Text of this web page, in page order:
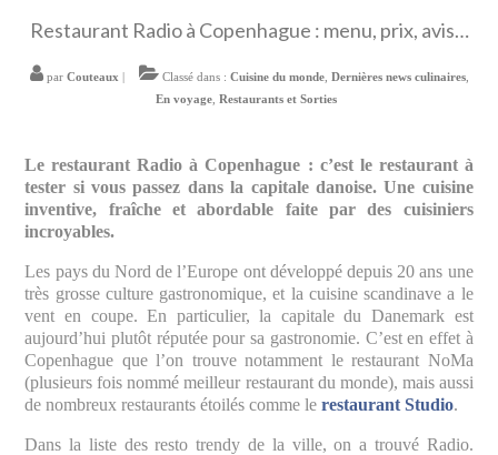
Restaurant Radio à Copenhague : menu, prix, avis…
par Couteaux | Classé dans : Cuisine du monde, Dernières news culinaires,
En voyage Restaurants et Sorties
Le restaurant Radio à Copenhague : c’est le restaurant à
tester si vous passez dans la capitale danoise. Une cuisine
inventive, fraîche et abordable faite par des cuisiniers
incroyables.
Les pays du Nord de l’Europe ont développé depuis 20 ans une
très grosse culture gastronomique, et la cuisine scandinave a le
vent en coupe. En particulier, la capitale du Danemark est
aujourd’hui plutôt réputée pour sa gastronomie. C’est en effet à
Copenhague que l’on trouve notamment le restaurant NoMa
(plusieurs fois nommé meilleur restaurant du monde), mais aussi
de nombreux restaurants étoilés comme lerestaurant Studio.
Dans la liste des resto trendy de la ville, on a trouvé Radio.